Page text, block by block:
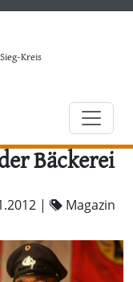
Kreis
Bäckerei
| Magazin